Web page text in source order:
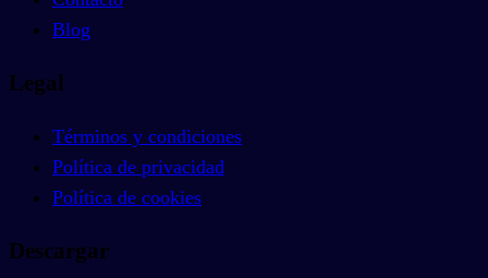
Blog
Legal
Términos y condiciones
Política de privacidad
Política de cookies
Descargar